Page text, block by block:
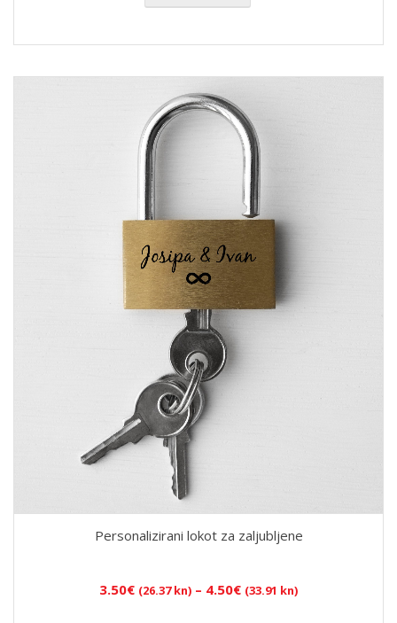
Personalizirani lokot za zaljubljene
3.50€ (26.37 kn) – 4.50€ (33.91 kn)Raspon